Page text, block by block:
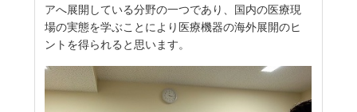
アへ展開している分野の一つであり、国内の医療現
場の実態を学ぶことにより医療機器の海外展開のヒ
ントを得られると思います。